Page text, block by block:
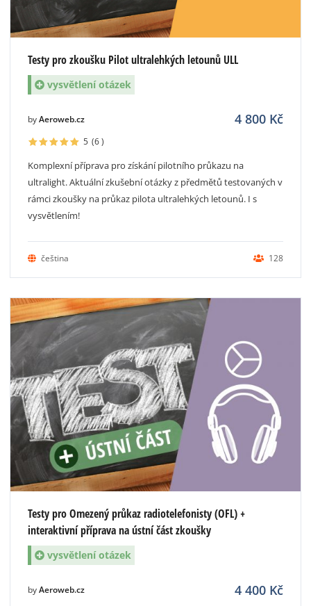
Testy pro zkoušku Pilot ultralehkých letounů ULL
vysvětlení otázek
byAeroweb.cz 4 800 Kč
5 (6)
Komplexní příprava pro získání pilotního průkazu na
ultralight. Aktuální zkušební otázky z předmětů testovaných v
rámci zkoušky na průkaz pilota ultralehkých letounů. I s
vysvětlením!
čeština 128
Testy pro Omezený průkaz radiotelefonisty (OFL) +
interaktivní příprava na ústní část zkoušky
vysvětlení otázek
byAeroweb.cz 4 400 Kč